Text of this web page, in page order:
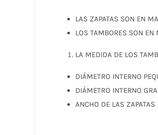
LAS ZAPATAS SON
LOS TAMBORES SON
LA MEDIDA DE LOS
DIÁMETRO INTERNO
DIÁMETRO INTERNO
ANCHO DE LAS